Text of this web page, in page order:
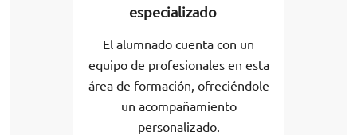
especializado
El alumnado cuenta con un
equipo de profesionales en esta
área de formación, ofreciéndole
un acompañamiento
personalizado.